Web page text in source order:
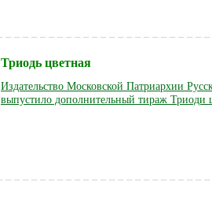
Триодь цветная
Издательство Московской Патриархии
выпустило дополнительный тираж Триоди